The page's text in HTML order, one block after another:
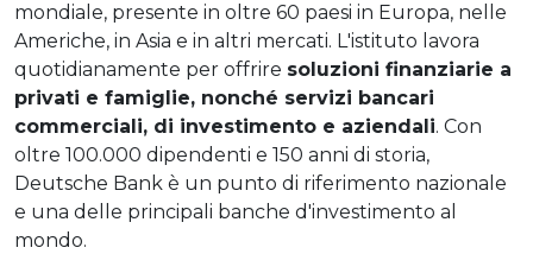
mondiale, presente in oltre 60 paesi in Europa, nelle
Americhe, in Asia e in altri mercati. L'istituto lavora
quotidianamente per offrire soluzioni finanziarie a
privati ​​e famiglie, nonché servizi bancari
commerciali, di investimento e aziendali. Con
oltre 100.000 dipendenti e 150 anni di storia,
Deutsche Bank è un punto di riferimento nazionale
e una delle principali banche d'investimento al
mondo.